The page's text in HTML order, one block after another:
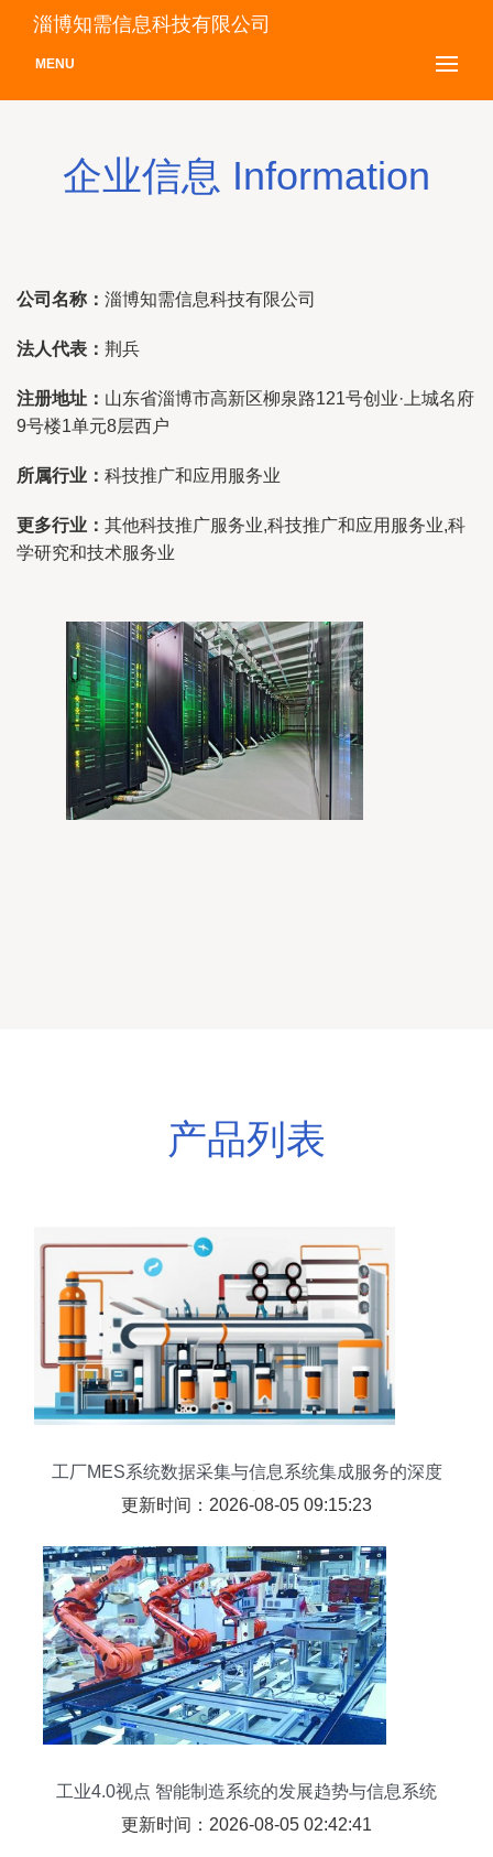
淄博知需信息科技有限公司
MENU
企业信息 Information
公司名称： 淄博知需信息科技有限公司
法人代表： 荆兵
注册地址： 山东省淄博市高新区柳泉路121号创业·上城名府
9号楼1单元8层西户
所属行业： 科技推广和应用服务业
更多行业： 其他科技推广服务业,科技推广和应用服务业,科
学研究和技术服务业
产品列表
工厂MES系统数据采集与信息系统集成服务的深度
融合之道
更新时间：2026-08-05 09:15:23
工业4.0视点 智能制造系统的发展趋势与信息系统
集成服务
更新时间：2026-08-05 02:42:41